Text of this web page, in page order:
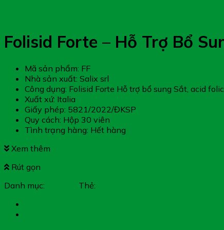
Folisid Forte – Hỗ Trợ Bổ
Mã sản phẩm: FF
Nhà sản xuất: Salix srl
Công dụng: Folisid Forte Hỗ trợ bổ sung Sắt, acid
Xuất xứ: Italia
Giấy phép: 5821/2022/ĐKSP
Quy cách: Hộp 30 viên
Tình trạng hàng: Hết hàng
Xem thêm
Rút gọn
Danh mục:
Thẻ: